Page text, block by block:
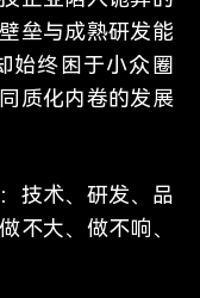
垒与成熟研发能
始终困于小众圈
质化内卷的发展
技术、研发、品
不大、做不响、